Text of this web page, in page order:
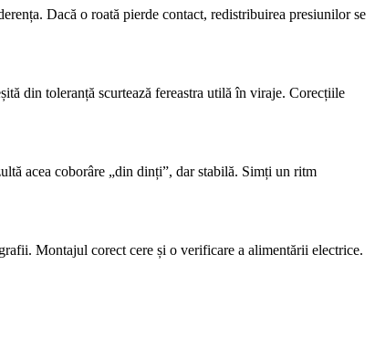
Dacă o roată pierde contact, redistribuirea presiunilor se
din toleranță scurtează fereastra utilă în viraje. Corecțiile
acea coborâre „din dinți”, dar stabilă. Simți un ritm
Montajul corect cere și o verificare a alimentării electrice.